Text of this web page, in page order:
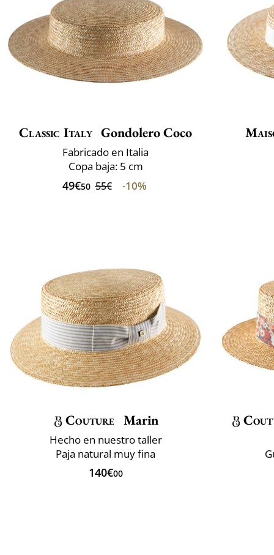
Classic Italy Gondolero Coco
Fabricado en Italia
Copa baja: 5 cm
49€50 55€ -10%
Couture Marin
Hecho en nuestro taller
Paja natural muy fina
140€00